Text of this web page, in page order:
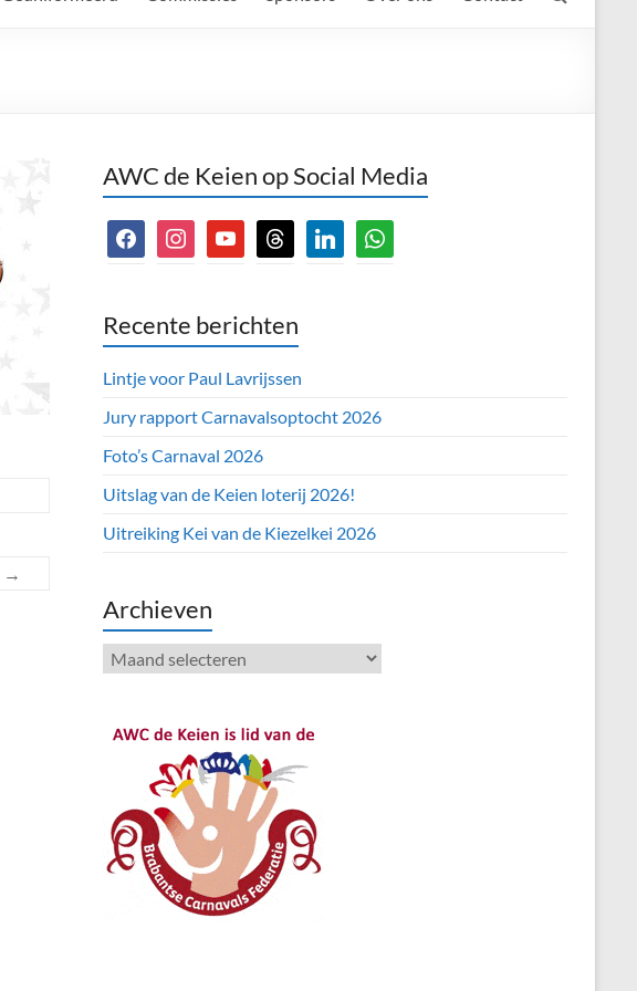
→
AWC de Keien op Social Media
facebookinstagramyoutubethreads linkedinwhatsapp
Recente berichten
Lintje voor Paul Lavrijssen
Jury rapport Carnavalsoptocht 2026
Foto’s Carnaval 2026
Uitslag van de Keien loterij 2026!
Uitreiking Kei van de Kiezelkei 2026
Archieven
Archieven